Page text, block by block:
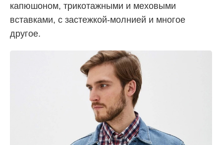
капюшоном, трикотажными и меховыми
вставками, с застежкой-молнией и многое
другое.